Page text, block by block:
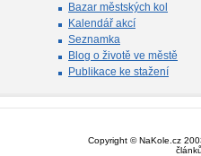
Bazar městských kol
Kalendář akcí
Seznamka
Blog o životě ve městě
Publikace ke stažení
Copyright © NaKole.cz